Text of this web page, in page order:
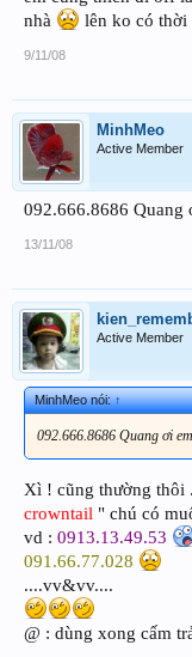
nhà
lên ko có thời
9/11/08
MinhMeo
Active Member
092.666.8686 Quang
13/11/08
Active Member
MinhMeo nói:↑
092.666.8686 Quang ơi
Xì ! cũng thường thôi
crowntail " chú có
vd : 0913.13.49.53
091.66.77.028
....vv&vv....
@ : dùng xong cấm